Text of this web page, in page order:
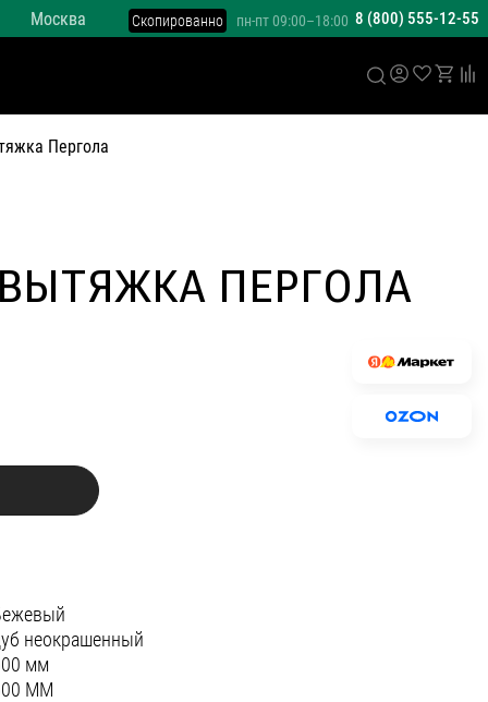
Москва пн-пт 09:00–18:00 8 (800) 555-12-55
Скопированно
Пергола
ПЕРГОЛА
неокрашенный
мм
ММ